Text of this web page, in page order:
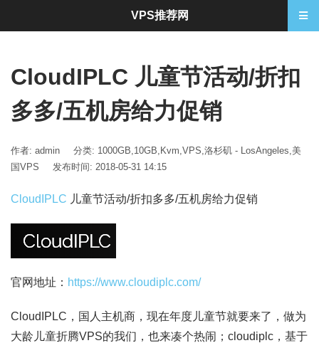
CloudIPLC 儿童节活动/折扣
多多/五机房给力促销
作者: admin 分类: 1000GB,10GB, Kvm,VPS,洛杉矶 - LosAngeles,美
国VPS
发布时间: 2018-05-31 14:15
CloudIPLC 儿童节活动/折扣多多/五机房给力促销
官网地址： https://www.cloudiplc.com/
CloudIPLC，国人主机商，现在年度儿童节就要来了，做为
大龄儿童折腾VPS的我们，也来凑个热闹；cloudiplc，基于
VPS推荐网